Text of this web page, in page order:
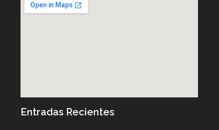
Entradas Recientes